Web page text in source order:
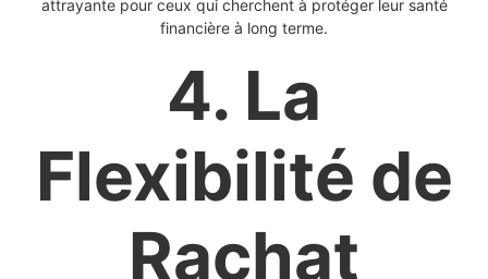
attrayante pour ceux qui cherchent à protéger leur santé
financière à long terme.
4. La
Flexibilité de
Rachat